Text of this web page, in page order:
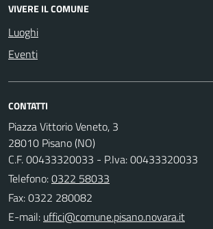
VIVERE IL COMUNE
Luoghi
Eventi
CONTATTI
Piazza Vittorio Veneto, 3
28010 Pisano (NO)
C.F. 00433320033 - P.Iva: 00433320033
Telefono:0322 58033
Fax: 0322 280082
E-mail: